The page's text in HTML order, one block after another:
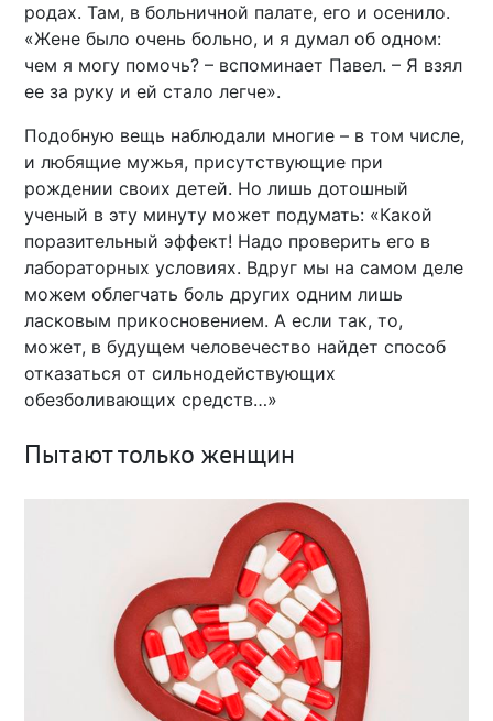
родах. Там, в больничной палате, его и осенило.
«Жене было очень больно, и я думал об одном:
чем я могу помочь? – вспоминает Павел. – Я взял
ее за руку и ей стало легче».
Подобную вещь наблюдали многие – в том числе,
и любящие мужья, присутствующие при
рождении своих детей. Но лишь дотошный
ученый в эту минуту может подумать: «Какой
поразительный эффект! Надо проверить его в
лабораторных условиях. Вдруг мы на самом деле
можем облегчать боль других одним лишь
ласковым прикосновением. А если так, то,
может, в будущем человечество найдет способ
отказаться от сильнодействующих
обезболивающих средств…»
Пытают только женщин